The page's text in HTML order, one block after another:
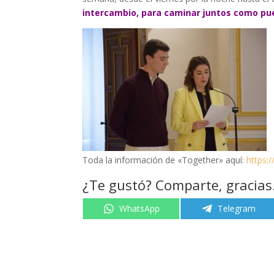
intercambio, para caminar juntos como
Toda la información de «Together» aquí:
¿Te gustó? Comparte,
Compartir
WhatsApp Compartir
Telegram